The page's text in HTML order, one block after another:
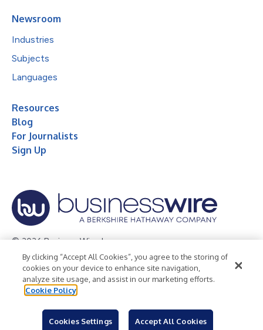
Newsroom
Industries
Subjects
Languages
Resources
Blog
For Journalists
Sign Up
© 2026 Business Wire, Inc.
Privacy Policy Cookie Policy
Accessibility Statement
Terms of Use
Legal
By clicking “Accept All Cookies”, you agree to the storing of
cookies on your device to enhance site navigation,
analyze site usage, and assist in our marketing efforts.
Cookie Policy
Cookies Settings Accept All Cookies